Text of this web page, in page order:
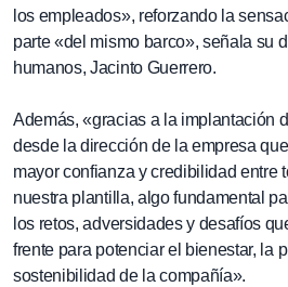
los empleados», reforzando la
parte «del mismo barco», señala su
humanos, Jacinto Guerrero.
Además, «gracias a la implantación
desde la dirección de la empresa
mayor confianza y credibilidad entre
nuestra plantilla, algo fundamental
los retos, adversidades y desafíos
frente para potenciar el bienestar, la
sostenibilidad de la compañía».